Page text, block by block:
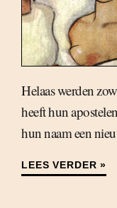
Helaas werden
heeft hun
hun naam een
LEES VERDER »